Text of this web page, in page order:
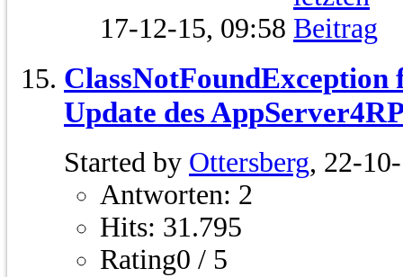
17-12-15, 09:58
ClassNotFoundException
Update des
Started by Ottersberg, 22-
Antworten: 2
Hits: 31.795
Rating0 / 5